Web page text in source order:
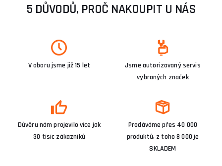
5 DŮVODŮ, PROČ NAKOUPIT U NÁS
V oboru jsme již 15 let
Jsme autorizovaný servis
vybraných značek
Důvěru nám projevilo více jak
30 tisíc zákazníků
Prodáváme přes 40 000
produktů, z toho 8 000 je
SKLADEM